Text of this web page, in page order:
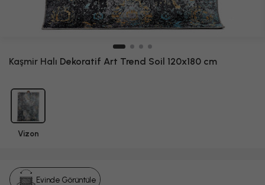
Kaşmir Halı Dekoratif Art Trend Soil 120x180 cm
Vizon
Evinde Görüntüle